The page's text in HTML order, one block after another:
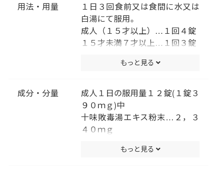
用法・用量
１日３回食前又は食間に水又は
白湯にて服用。
成人（１５才以上）…１回４錠
１５才未満７才以上…１回３錠
５才未満は服用しないこと
もっと見る
成分・分量
成人１日の服用量１２錠(１錠３
９０ｍｇ)中
十味敗毒湯エキス粉末…２，３
４０ｍｇ
センキュウ・ブクリョウ・ボウ
もっと見る